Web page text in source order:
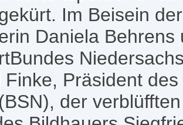
Im Beisein
Daniela
Präsident
der